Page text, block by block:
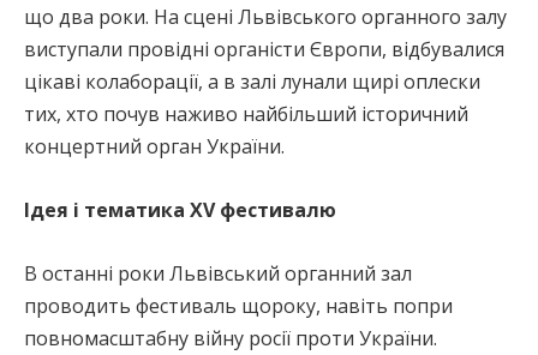
що два роки. На сцені Львівського органного залу
виступали провідні органісти Європи, відбувалися
цікаві колаборації, а в залі лунали щирі оплески
тих, хто почув наживо найбільший історичний
концертний орган України.
Ідея і тематика XV фестивалю
В останні роки Львівський органний зал
проводить фестиваль щороку, навіть попри
повномасштабну війну росії проти України.